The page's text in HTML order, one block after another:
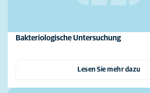
Bakteriologische Untersuchung
Lesen Sie mehr dazu